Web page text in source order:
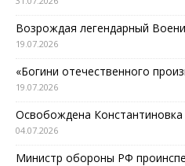
Возрождая легендарный
19.07.2026
«Богини отечественного
19.07.2026
Освобождена Константиновка
04.07.2026
Министр обороны РФ